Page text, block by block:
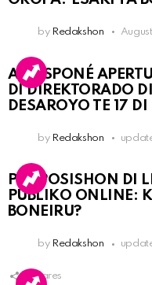
by Redakshon
A POSPONÉ
DI DIREKTORADO
DESAROYO TE 17
by Redakshon
PROPOSISHON DI
PÚBLIKO ONLINE:
BONEIRU?
by Redakshon
Shares